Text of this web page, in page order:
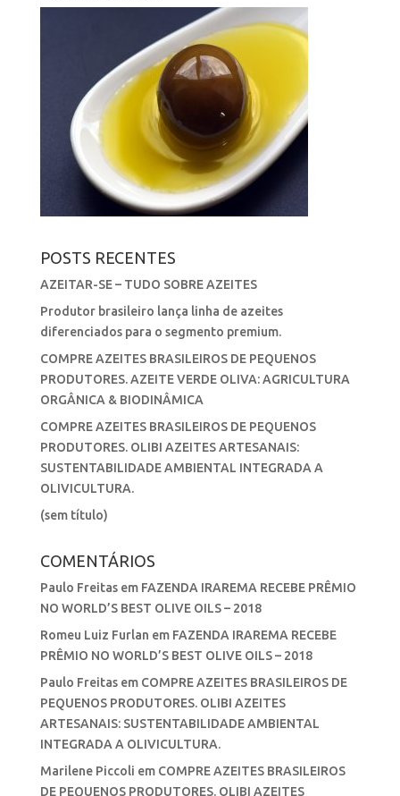
POSTS RECENTES
AZEITAR-SE – TUDO SOBRE AZEITES
Produtor brasileiro lança linha de azeites
diferenciados para o segmento premium.
COMPRE AZEITES BRASILEIROS DE PEQUENOS
PRODUTORES. AZEITE VERDE OLIVA: AGRICULTURA
ORGÂNICA & BIODINÂMICA
COMPRE AZEITES BRASILEIROS DE PEQUENOS
PRODUTORES. OLIBI AZEITES ARTESANAIS:
SUSTENTABILIDADE AMBIENTAL INTEGRADA A
OLIVICULTURA.
(sem título)
COMENTÁRIOS
Paulo Freitasem FAZENDA IRAREMA RECEBE PRÊMIO
NO WORLD’S BEST OLIVE OILS – 2018
Romeu Luiz Furlan em FAZENDA IRAREMA RECEBE
PRÊMIO NO WORLD’S BEST OLIVE OILS – 2018
Paulo Freitasem COMPRE AZEITES BRASILEIROS DE
PEQUENOS PRODUTORES. OLIBI AZEITES
ARTESANAIS: SUSTENTABILIDADE AMBIENTAL
INTEGRADA A OLIVICULTURA.
Marilene Piccoli em COMPRE AZEITES BRASILEIROS
DE PEQUENOS PRODUTORES. OLIBI AZEITES